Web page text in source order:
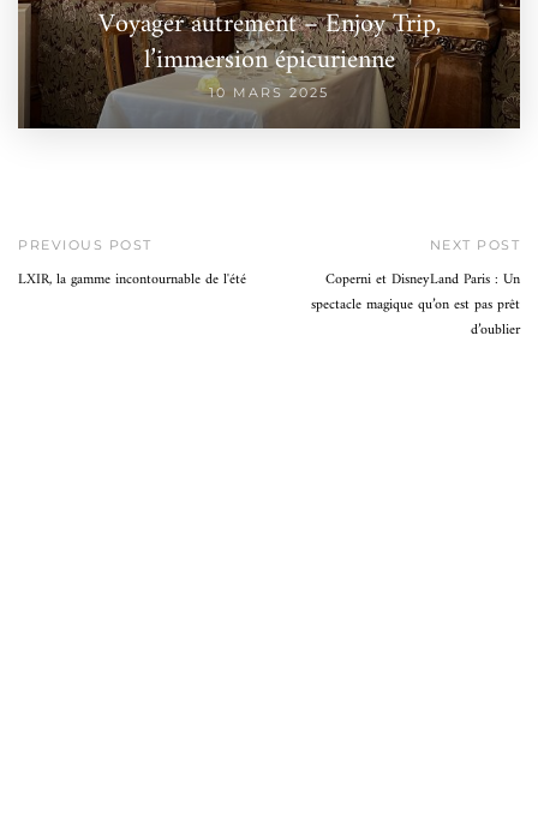
Voyager autrement – Enjoy Trip,
l’immersion épicurienne
10 MARS 2025
PREVIOUS POST
LXIR, la gamme incontournable de l'été
NEXT POST
Coperni et DisneyLand Paris : Un
spectacle magique qu’on est pas prêt
d’oublier